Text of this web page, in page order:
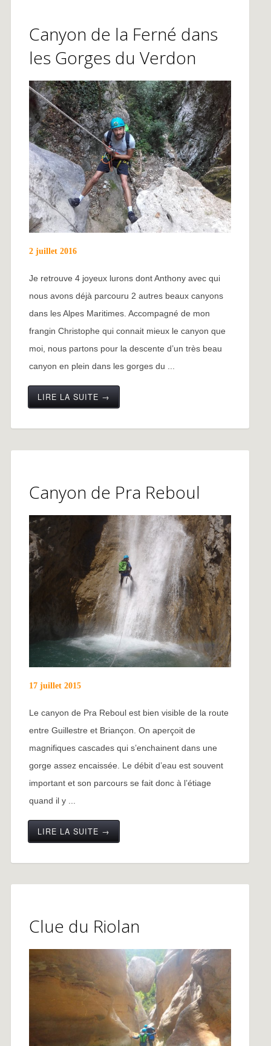
Canyon de la Ferné dans
les Gorges du Verdon
2 juillet 2016
Je retrouve 4 joyeux lurons dont Anthony avec qui
nous avons déjà parcouru 2 autres beaux canyons
dans les Alpes Maritimes. Accompagné de mon
frangin Christophe qui connait mieux le canyon que
moi, nous partons pour la descente d’un très beau
canyon en plein dans les gorges du ...
LIRE LA SUITE →
Canyon de Pra Reboul
17 juillet 2015
Le canyon de Pra Reboul est bien visible de la route
entre Guillestre et Briançon. On aperçoit de
magnifiques cascades qui s’enchainent dans une
gorge assez encaissée. Le débit d’eau est souvent
important et son parcours se fait donc à l’étiage
quand il y ...
LIRE LA SUITE →
Clue du Riolan